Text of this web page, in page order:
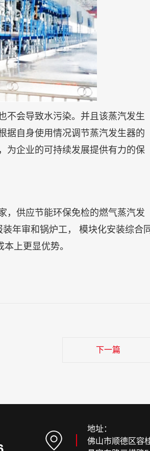
不会导致水污染。并且该蒸汽发生
据自身使用情况调节蒸汽发生器的
为企业的可持续发展提供有力的保
，供应节能环保免检的燃气蒸汽发
年审和锅炉工， 模块化安装综合
上更显优势。
下一篇
地址：
佛山市顺德区容